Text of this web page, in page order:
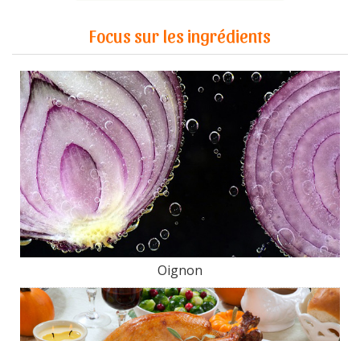
Focus sur les ingrédients
Oignon